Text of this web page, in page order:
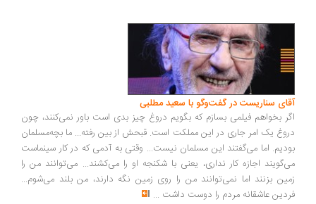
سناریست در گفت‌وگو با سعید مطلبی
بخواهم فیلمی بسازم که بگویم دروغ چیز بدی است باور نمی‌کنند، چون
یک امر جاری در این مملکت است. قبحش از بین رفته... ما بچه‌مسلمان
اما می‌گفتند این مسلمان نیست... وقتی به آدمی که در کار سینماست
اجازه کار نداری، یعنی با شکنجه او را می‌کشند... می‌توانند من را
بزنند اما نمی‌توانند من را روی زمین نگه دارند، من بلند می‌شوم...
عاشقانه مردم را دوست داشت ...